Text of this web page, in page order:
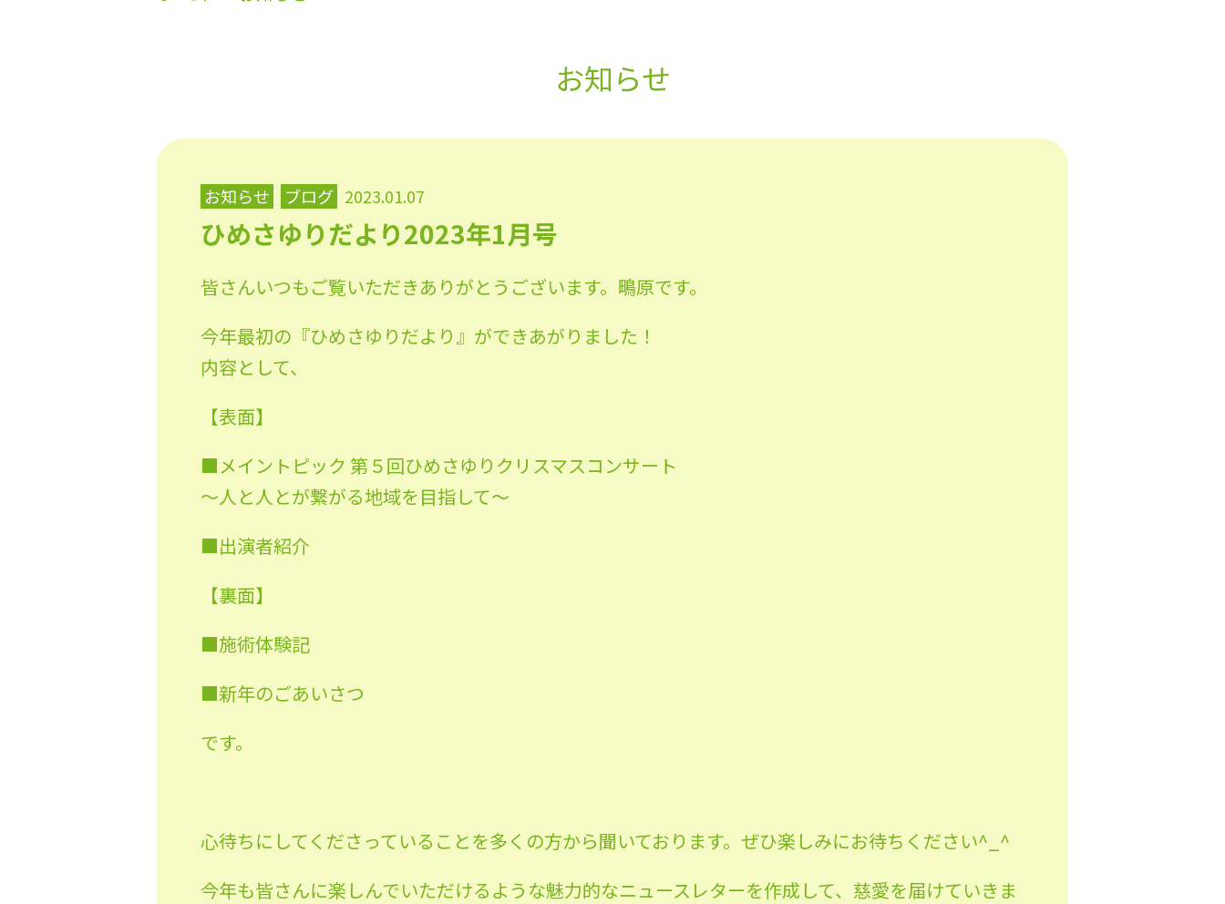
お知らせ
お知らせ ブログ 2023.01.07
ひめさゆりだより2023年1月号
皆さんいつもご覧いただきありがとうございます。鴫原です。
今年最初の『ひめさゆりだより』ができあがりました！
内容として、
【表面】
■メイントピック 第５回ひめさゆりクリスマスコンサート
〜人と人とが繋がる地域を目指して〜
■出演者紹介
【裏面】
■施術体験記
■新年のごあいさつ
です。
心待ちにしてくださっていることを多くの方から聞いております。ぜひ楽しみにお待ちください^_^
今年も皆さんに楽しんでいただけるような魅力的なニュースレターを作成して、慈愛を届けていきま